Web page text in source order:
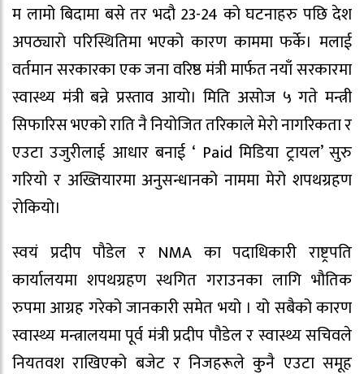
म लामो बिदामा बसे तर भदौ 23-24 को घटनाहरु पछि देश
अपठ्यारो परिस्थितिमा भएको कारण काममा फर्के। मलाई
वर्तमान सरकारका एक जना वरिष्ठ मंत्री मार्फत नयाँ सरकारमा
स्वास्थ्य मंत्री बन्ने प्रस्ताव आयो। मिति असोज ५ गते मन्त्री
सिफारिस भएको राति नै नियोजित तरिकाले मेरो नागरिकता र
एउटा उजुरीलाई आधार बनाई ‘ Paid मिडिया ट्रायल’ सुरु
गरियो र अख्तियारमा अनुसन्धानको नाममा मेरो शपथग्रहण
रोकियो।
स्वयं प्रदीप पौडेल र NMA का पदाधिकारी राष्ट्रपति
कार्यालयमा शपथग्रहण स्थगित गराउनका लागि भौतिक
रुपमा आग्रह गरेको जानकारी समेत भयो । यो सबैको कारण
स्वास्थ्य मन्त्रालयमा पूर्व मंत्री प्रदीप पौडेल र स्वास्थ्य सचिवले
नियतवश राखिएको बजेट र निजहरूले कुनै एउटा समूह